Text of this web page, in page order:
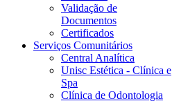
Validação de
Documentos
Certificados
Serviços Comunitários
Central Analítica
Unisc Estética - Clínica e
Spa
Clínica de Odontologia